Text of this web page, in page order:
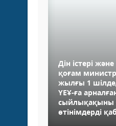
Дін істері
қоғам
жылғы 1
ҮЕҰ-ға
сыйлықақыны
өтінімдерді